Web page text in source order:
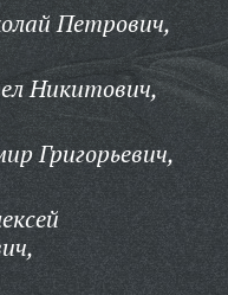
Петрович,
Никитович,
Григорьевич,